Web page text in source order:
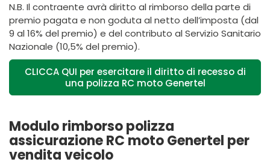
N.B. Il contraente avrà diritto al rimborso della parte di
premio pagata e non goduta al netto dell’imposta (dal
9 al 16% del premio) e del contributo al Servizio Sanitario
Nazionale (10,5% del premio).
CLICCA QUI per esercitare il diritto di recesso di
una polizza RC moto Genertel
Modulo rimborso polizza
assicurazione RC moto Genertel per
vendita veicolo